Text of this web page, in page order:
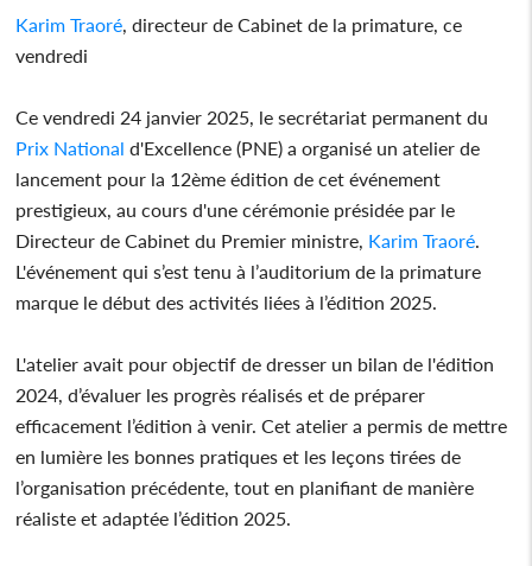
Karim Traoré, directeur de Cabinet de la primature, ce
vendredi
Ce vendredi 24 janvier 2025, le secrétariat permanent du
Prix National d'Excellence (PNE) a organisé un atelier de
lancement pour la 12ème édition de cet événement
prestigieux, au cours d'une cérémonie présidée par le
Directeur de Cabinet du Premier ministre, Karim Traoré.
L'événement qui s’est tenu à l’auditorium de la primature
marque le début des activités liées à l’édition 2025.
L'atelier avait pour objectif de dresser un bilan de l'édition
2024, d’évaluer les progrès réalisés et de préparer
efficacement l’édition à venir. Cet atelier a permis de mettre
en lumière les bonnes pratiques et les leçons tirées de
l’organisation précédente, tout en planifiant de manière
réaliste et adaptée l’édition 2025.